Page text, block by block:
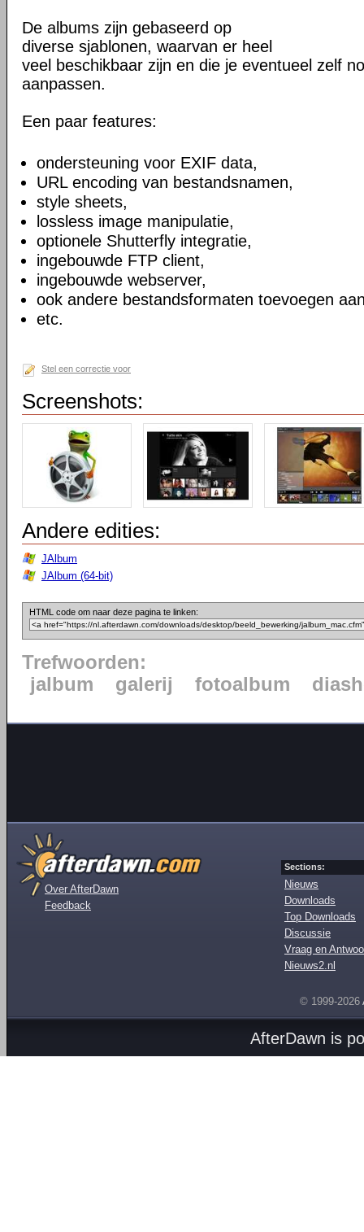
De albums zijn gebaseerd op
diverse sjablonen, waarvan er heel
veel beschikbaar zijn en die je eventueel zelf
aanpassen.
Een paar features:
ondersteuning voor EXIF data,
URL encoding van bestandsnamen,
style sheets,
lossless image manipulatie,
optionele Shutterfly integratie,
ingebouwde FTP client,
ingebouwde webserver,
ook andere bestandsformaten toevoegen
etc.
Stel een correctie voor
Screenshots:
Andere edities:
JAlbum
JAlbum (64-bit)
HTML code om naar deze pagina te linken:
Trefwoorden:
jalbum
galerij fotoalbum
Over AfterDawn
Feedback
Sections:
Nieuws
Downloads
Top Downloads
Discussie
Vraag en
Nieuws2.nl
© 1999-2026
AfterDawn is